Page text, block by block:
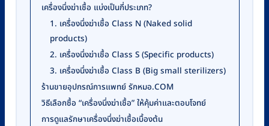
เครื่องนึ่งฆ่าเชื้อ แบ่งเป็นกี่ประเภท?
1. เครื่องนึ่งฆ่าเชื้อ Class N (Naked solid
products)
2. เครื่องนึ่งฆ่าเชื้อ Class S (Specific products)
3. เครื่องนึ่งฆ่าเชื้อ Class B (Big small sterilizers)
ร้านขายอุปกรณ์การแพทย์ รักหมอ.COM
วิธีเลือกซื้อ “เครื่องนึ่งฆ่าเชื้อ” ให้คุ้มค่าและตอบโจทย์
การดูแลรักษาเครื่องนึ่งฆ่าเชื้อเบื้องต้น